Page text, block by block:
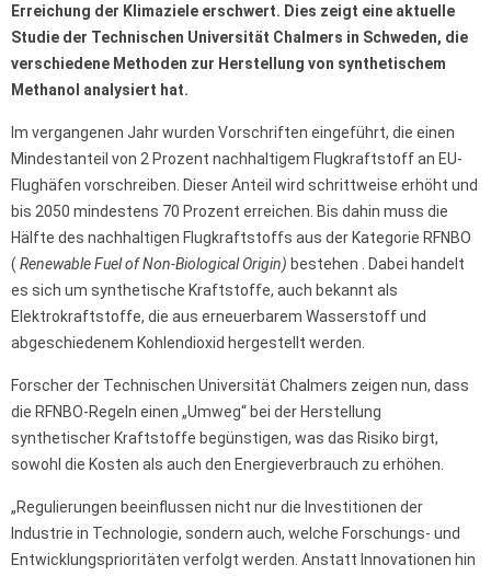
Erreichung der Klimaziele erschwert. Dies zeigt eine aktuelle
Studie der Technischen Universität Chalmers in Schweden, die
verschiedene Methoden zur Herstellung von synthetischem
Methanol analysiert hat.
Im vergangenen Jahr wurden Vorschriften eingeführt, die einen
Mindestanteil von 2 Prozent nachhaltigem Flugkraftstoff an EU-
Flughäfen vorschreiben. Dieser Anteil wird schrittweise erhöht und
bis 2050 mindestens 70 Prozent erreichen. Bis dahin muss die
Hälfte des nachhaltigen Flugkraftstoffs aus der Kategorie RFNBO
( Renewable Fuel of Non-Biological Origin) bestehen . Dabei handelt
es sich um synthetische Kraftstoffe, auch bekannt als
Elektrokraftstoffe, die aus erneuerbarem Wasserstoff und
abgeschiedenem Kohlendioxid hergestellt werden.
Forscher der Technischen Universität Chalmers zeigen nun, dass
die RFNBO-Regeln einen „Umweg“ bei der Herstellung
synthetischer Kraftstoffe begünstigen, was das Risiko birgt,
sowohl die Kosten als auch den Energieverbrauch zu erhöhen.
„Regulierungen beeinflussen nicht nur die Investitionen der
Industrie in Technologie, sondern auch, welche Forschungs- und
Entwicklungsprioritäten verfolgt werden. Anstatt Innovationen hin